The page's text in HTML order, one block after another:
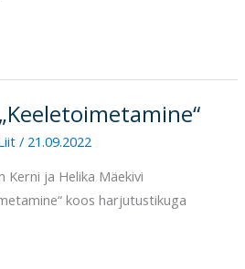
/ 21.09.2022
Kerni ja Helika Mäekivi
koos harjutustikuga